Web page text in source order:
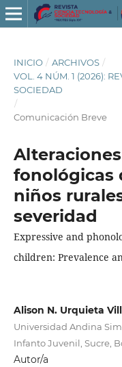
INICIO / ARCHIVOS /
VOL. 4 NÚM. 1 (2026):
SOCIEDAD
/
Comunicación Breve
fonológicas
niños
severidad
Expressive and
children: Prevalence
Alison N. Urquieta
Universidad Andina
Infanto Juvenil, Sucre,
Autor/a